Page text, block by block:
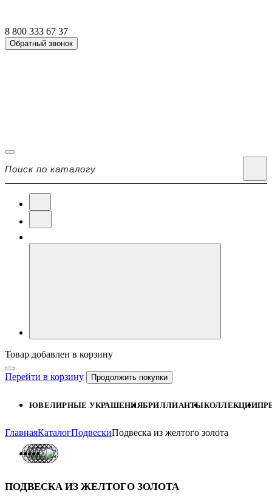
8 800 333 67 37
Обратный звонок
Товар добавлен в корзину
Перейти в корзину Продолжить покупки
ЮВЕЛИРНЫЕ УКРАШЕНИЯБРИЛЛИАНТЫКОЛЛЕКЦИИ
ГлавнаяКаталогПодвескиПодвеска из желтого золота
ПОДВЕСКА ИЗ ЖЕЛТОГО ЗОЛОТА